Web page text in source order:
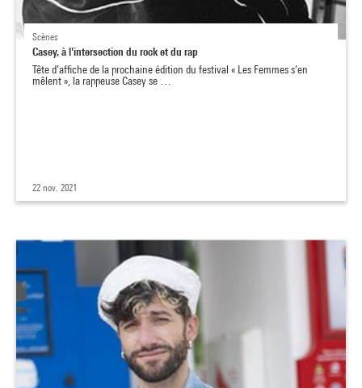
Scènes
Casey, à l'intersection du rock et du rap
Tête d’affiche de la prochaine édition du festival « Les Femmes s’en
mêlent », la rappeuse Casey se …
22 nov. 2021